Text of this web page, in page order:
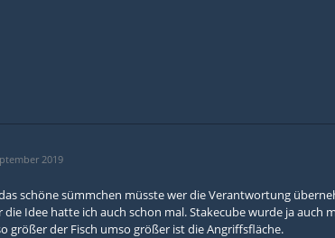
2019
schöne sümmchen müsste wer die Verantwortung
die Idee hatte ich auch schon mal. Stakecube wurde ja
größer der Fisch umso größer ist die Angriffsfläche.